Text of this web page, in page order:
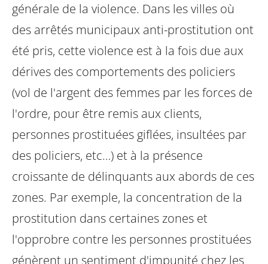
générale de la violence. Dans les villes où
des arrêtés municipaux anti-prostitution ont
été pris, cette violence est à la fois due aux
dérives des comportements des policiers
(vol de l'argent des femmes par les forces de
l'ordre, pour être remis aux clients,
personnes prostituées giflées, insultées par
des policiers, etc…) et à la présence
croissante de délinquants aux abords de ces
zones. Par exemple, la concentration de la
prostitution dans certaines zones et
l'opprobre contre les personnes prostituées
génèrent un sentiment d'impunité chez les